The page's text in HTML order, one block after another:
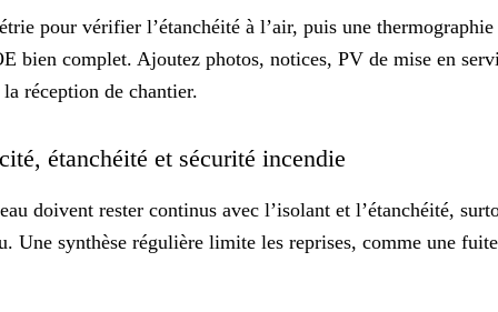
pour vérifier l’étanchéité à l’air, puis une
bien complet. Ajoutez photos, notices, PV de mise en
réception de chantier.
étanchéité et sécurité incendie
doivent rester continus avec l’isolant et l’étanchéité,
Une synthèse régulière limite les reprises, comme une